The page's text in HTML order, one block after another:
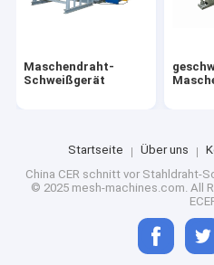
Maschendraht-
Schweißgerät
Startseite Über uns
China CER schnitt vor Stahldraht-
© 2025 mesh-machines.com. All